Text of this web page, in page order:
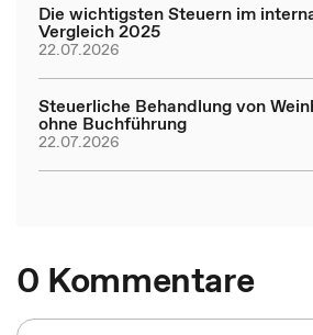
Die wichtigsten Steuern im
Vergleich 2025
22.07.2026
Steuerliche Behandlung von
ohne Buchführung
22.07.2026
0 Kommentare